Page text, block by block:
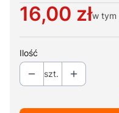
Cena
16,00 złw tym
Ilość
szt.